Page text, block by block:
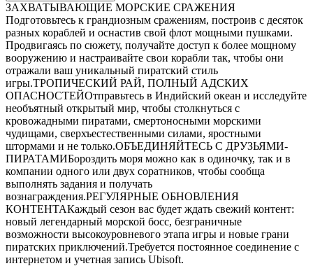
ЗАХВАТЫВАЮЩИЕ МОРСКИЕ СРАЖЕНИЯ
Подготовьтесь к грандиозным сражениям, построив с десяток
разных кораблей и оснастив свой флот мощными пушками.
Продвигаясь по сюжету, получайте доступ к более мощному
вооружению и настраивайте свои корабли так, чтобы они
отражали ваш уникальный пиратский стиль
игры.ТРОПИЧЕСКИЙ РАЙ, ПОЛНЫЙ АДСКИХ
ОПАСНОСТЕЙОтправьтесь в Индийский океан и исследуйте
необъятный открытый мир, чтобы столкнуться с
кровожадными пиратами, смертоносными морскими
чудищами, сверхъестественными силами, яростными
штормами и не только.ОБЪЕДИНЯЙТЕСЬ С ДРУЗЬЯМИ-
ПИРАТАМИБороздить моря можно как в одиночку, так и в
компании одного или двух соратников, чтобы сообща
выполнять задания и получать
вознаграждения.РЕГУЛЯРНЫЕ ОБНОВЛЕНИЯ
КОНТЕНТАКаждый сезон вас будет ждать свежий контент:
новый легендарный морской босс, безграничные
возможности высокоуровневого этапа игры и новые грани
пиратских приключений.Требуется постоянное соединение с
интернетом и учетная запись Ubisoft.